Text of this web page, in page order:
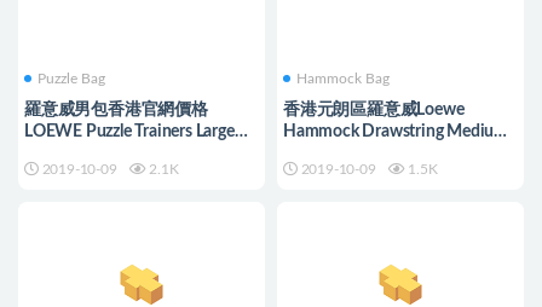
Puzzle Bag
羅意威男包香港官網價格
LOEWE Puzzle Trainers Large
2019-10-09 2.1K
Hammock Bag
香港元朗區羅意威Loewe
Hammock Drawstring Medium
2019-10-09 1.5K